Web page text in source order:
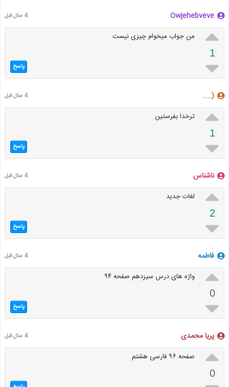
Owjehebveve 4 سال قبل

1

من جواب میخوام چیزی نیست
پاسخ
(.... 4 سال قبل

1

ترخدا بفرستین
پاسخ
ناشناس 4 سال قبل

2

لغات جدید
پاسخ
فاطمه 4 سال قبل

0

واژه های درس سیزدهم صفحه ۹۴
پاسخ
پریا محمدی 4 سال قبل

0
صفحه ۹۶ فارسی هشتم